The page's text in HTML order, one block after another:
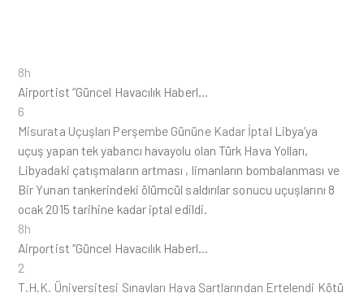
8h
Airportist “Güncel Havacılık Haberl…
6
Misurata Uçuşları Perşembe Gününe Kadar İptal Libya’ya
uçuş yapan tek yabancı havayolu olan Türk Hava Yolları,
Libyadaki çatışmaların artması , limanların bombalanması ve
Bir Yunan tankerindeki ölümcül saldırılar sonucu uçuşlarını 8
ocak 2015 tarihine kadar iptal edildi.
8h
Airportist “Güncel Havacılık Haberl…
2
T.H.K. Üniversitesi Sınavları Hava Şartlarından Ertelendi Kötü